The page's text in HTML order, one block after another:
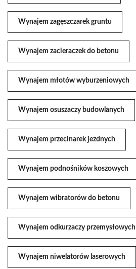
Wynajem zagęszczarek gruntu
Wynajem zacieraczek do betonu
Wynajem młotów wyburzeniowych
Wynajem osuszaczy budowlanych
Wynajem przecinarek jezdnych
Wynajem podnośników koszowych
Wynajem wibratorów do betonu
Wynajem odkurzaczy przemysłowych
Wynajem niwelatorów laserowych